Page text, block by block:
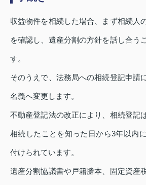
収益物件を相続した場合、まず相続人
を確認し、遺産分割の方針を話し合う
す。
そのうえで、法務局への相続登記申請
名義へ変更します。
不動産登記法の改正により、相続登記
相続したことを知った日から3年以内
付けられています。
遺産分割協議書や戸籍謄本、固定資産